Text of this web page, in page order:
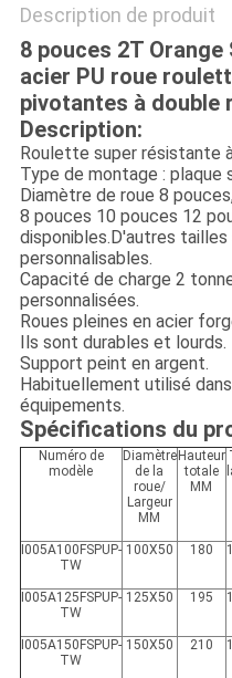
Description de produit
8 pouces 2T Orange
acier PU roue
pivotantes à double
Description:
Roulette super résistante
Type de montage : plaque
Diamètre de roue 8
8 pouces 10 pouces 12
disponibles.D'autres
personnalisables.
Capacité de charge 2
personnalisées.
Roues pleines en acier
Ils sont durables et lourds.
Support peint en argent.
Habituellement utilisé
équipements.
Spécifications du
Numéro de
modèle
Diamètre
de la
roue/
Largeur
MM
Hauteur
totale
MM
I005A100FSPUP-
TW
100X50 180
I005A125 FSPU P-
TW
125X50 195
I005A150 FSPU P-
TW
150X50 210